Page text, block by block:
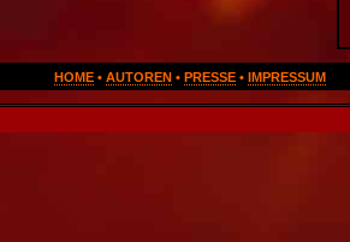
HOME • AUTOREN • PRESSE • IMPRESSUM